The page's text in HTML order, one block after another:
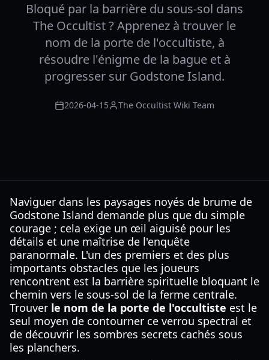
Bloqué par la barrière du sous-sol dans
The Occultist ? Apprenez à trouver le
nom de la porte de l'occultiste, à
résoudre l'énigme de la bague et à
progresser sur Godstone Island.
2026-04-15 The Occultist Wiki Team
Naviguer dans les paysages noyés de brume de
Godstone Island demande plus que du simple
courage ; cela exige un œil aiguisé pour les
détails et une maîtrise de l'enquête
paranormale. L'un des premiers et des plus
importants obstacles que les joueurs
rencontrent est la barrière spirituelle bloquant le
chemin vers le sous-sol de la ferme centrale.
Trouver le nom de la porte de l'occultiste est le
seul moyen de contourner ce verrou spectral et
de découvrir les sombres secrets cachés sous
les planchers.